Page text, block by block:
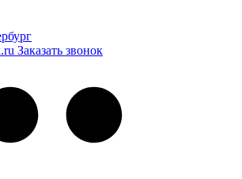
Заказать звонок